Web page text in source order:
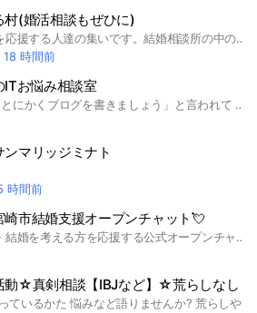
村(婚活相談もぜひに)
結婚したい人を応援する人達の集いです。結婚相談所の中の人、パーティー、コンサル、ライター、おせっかいおばさん（おじさん）自由に話したい事を呟いてくださいね。 出入り自由、ロム歓迎
18 時間前
ITお悩み相談室
IBJの研修で 「とにかくブログを書きましょう」と言われて ・何を書けばいいのか毎回悩む ・時間がなくて後回しになっている ・正直、ITやAIは苦手 そんな状態の結婚相談所さん向けの 「質問・相談OK」のオープンチャットです。 実際に結婚相談所を運営しながら エンジニア歴10年の運営者が できるだけ噛み砕いてお答えします。
ンマリッジミナト
時間前
崎市結婚支援オープンチャット💘
宮崎市で婚活・結婚を考える方を応援する公式オープンチャットです💬 みや恋イベント・婚活セミナーの開催案内、宮崎市・宮崎県の結婚支援情報、市内結婚相談所の紹介など、出会いや結婚に関する役立つ情報をいち早くお届けします💌✨
動☆真剣相談【IBJなど】☆荒らしなし
IBJなどで頑張っているかた 悩みなど語りませんか? 荒らしや誹謗中傷きちんと管理してまいります。 人数が集まりましたらアンケート機能なども積極的につかいますね。 管理人の私は現在IBJで婚活歴1年【自慢できないですが】皆様と一緒に成婚退会目指します 婚活、相談所、結婚 IBJ 結婚相談所